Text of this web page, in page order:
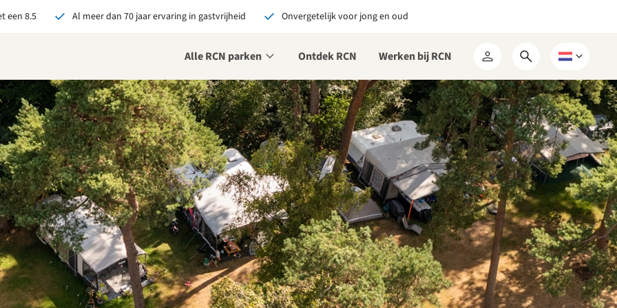
een 8.5 Al meer dan 70 jaar ervaring in gastvrijheid Onvergetelijk voor jong en oud
Alle RCN parken Ontdek RCN Werken bij RCN
Mijn
RCN
Open
zoekformulier
Kies
een
taal
bij RCN boekt, krijg je:
De beste prijsgarantie
Exclusieve voordelen
Persoonlijk contact
alle voordelen